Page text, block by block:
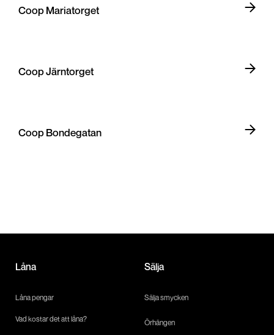
Coop Mariatorget
Coop Järntorget
Coop Bondegatan
Låna
Låna pengar
Vad kostar det att låna?
Sälja
Sälja smycken
Örhängen